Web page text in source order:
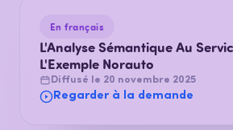
En français
L'Analyse Sémantique Au
L'Exemple Norauto
Diffusé le 20 novembre 2025
Regarder à la demande